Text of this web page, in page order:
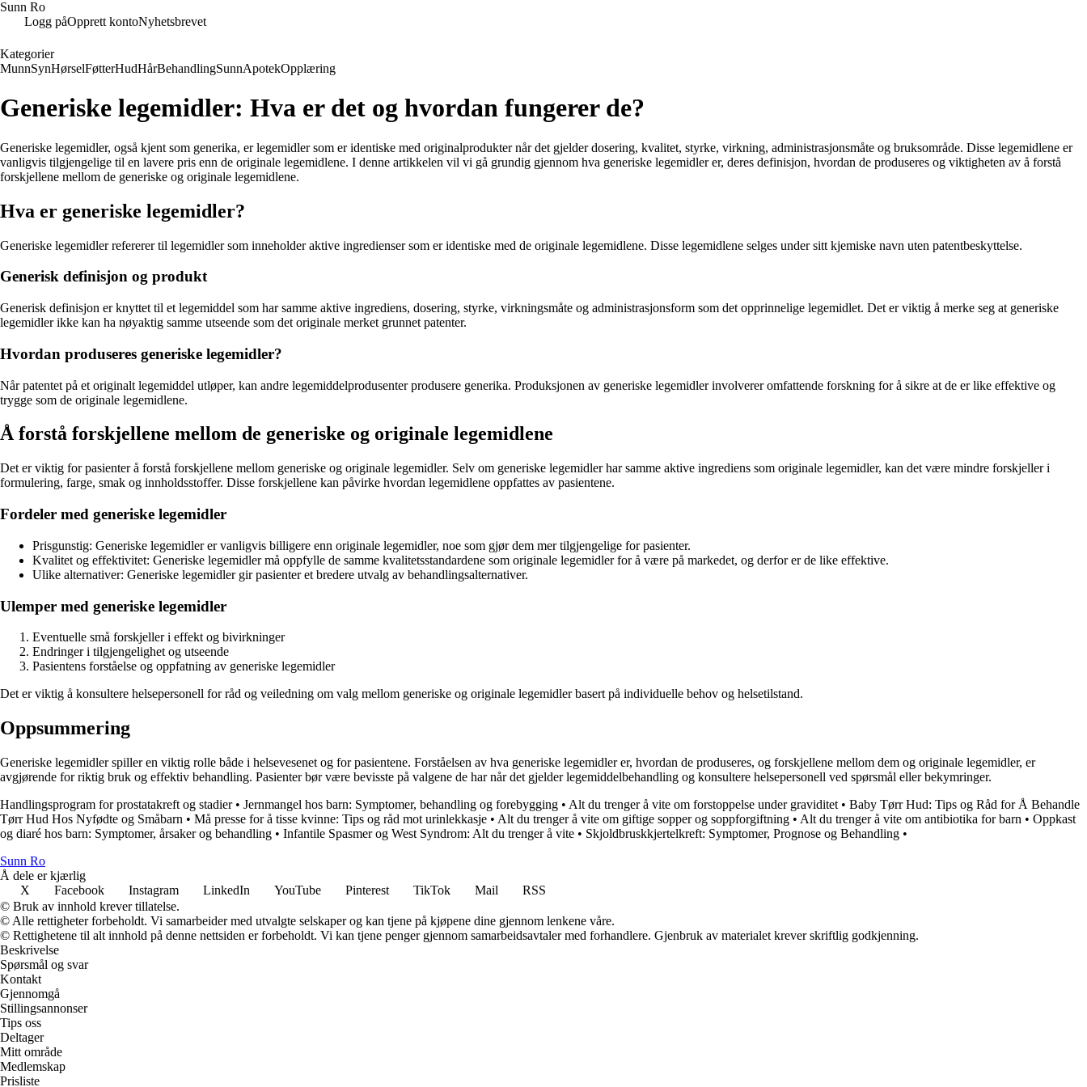
Sunn Ro
Logg påOpprett kontoNyhetsbrevet
Kategorier
MunnSynHørselFøtterHudHårBehandlingSunnApotekOpplæring
Generiske legemidler: Hva er det og hvordan fungerer de?
Generiske legemidler, også kjent som generika, er legemidler som er identiske med originalprodukter når det gjelder dosering, kvalitet, styrke, virkning, administrasjonsmåte og bruksområde. Disse legemidlene er
vanligvis tilgjengelige til en lavere pris enn de originale legemidlene. I denne artikkelen vil vi gå grundig gjennom hva generiske legemidler er, deres definisjon, hvordan de produseres og viktigheten av å forstå
forskjellene mellom de generiske og originale legemidlene.
Hva er generiske legemidler?
Generiske legemidler refererer til legemidler som inneholder aktive ingredienser som er identiske med de originale legemidlene. Disse legemidlene selges under sitt kjemiske navn uten patentbeskyttelse.
Generisk definisjon og produkt
Generisk definisjon er knyttet til et legemiddel som har samme aktive ingrediens, dosering, styrke, virkningsmåte og administrasjonsform som det opprinnelige legemidlet. Det er viktig å merke seg at generiske
legemidler ikke kan ha nøyaktig samme utseende som det originale merket grunnet patenter.
Hvordan produseres generiske legemidler?
Når patentet på et originalt legemiddel utløper, kan andre legemiddelprodusenter produsere generika. Produksjonen av generiske legemidler involverer omfattende forskning for å sikre at de er like effektive og
trygge som de originale legemidlene.
Å forstå forskjellene mellom de generiske og originale legemidlene
Det er viktig for pasienter å forstå forskjellene mellom generiske og originale legemidler. Selv om generiske legemidler har samme aktive ingrediens som originale legemidler, kan det være mindre forskjeller i
formulering, farge, smak og innholdsstoffer. Disse forskjellene kan påvirke hvordan legemidlene oppfattes av pasientene.
Fordeler med generiske legemidler
Prisgunstig: Generiske legemidler er vanligvis billigere enn originale legemidler, noe som gjør dem mer tilgjengelige for pasienter.
Kvalitet og effektivitet: Generiske legemidler må oppfylle de samme kvalitetsstandardene som originale legemidler for å være på markedet, og derfor er de like effektive.
Ulike alternativer: Generiske legemidler gir pasienter et bredere utvalg av behandlingsalternativer.
Ulemper med generiske legemidler
Eventuelle små forskjeller i effekt og bivirkninger
Endringer i tilgjengelighet og utseende
Pasientens forståelse og oppfatning av generiske legemidler
Det er viktig å konsultere helsepersonell for råd og veiledning om valg mellom generiske og originale legemidler basert på individuelle behov og helsetilstand.
Oppsummering
Generiske legemidler spiller en viktig rolle både i helsevesenet og for pasientene. Forståelsen av hva generiske legemidler er, hvordan de produseres, og forskjellene mellom dem og originale legemidler, er
avgjørende for riktig bruk og effektiv behandling. Pasienter bør være bevisste på valgene de har når det gjelder legemiddelbehandling og konsultere helsepersonell ved spørsmål eller bekymringer.
Handlingsprogram for prostatakreft og stadier• Jernmangel hos barn: Symptomer, behandling og forebygging • Alt du trenger å vite om forstoppelse under graviditet • Baby Tørr Hud: Tips og Råd for Å Behandle
Tørr Hud Hos Nyfødte og Småbarn • Må presse for å tisse kvinne: Tips og råd mot urinlekkasje • Alt du trenger å vite om giftige sopper og soppforgiftning • Alt du trenger å vite om antibiotika for barn • Oppkast
og diaré hos barn: Symptomer, årsaker og behandling • Infantile Spasmer og West Syndrom: Alt du trenger å vite • Skjoldbruskkjertelkreft: Symptomer, Prognose og Behandling •
Sunn Ro
Å dele er kjærlig
X
Facebook Instagram LinkedIn YouTube Pinterest TikTok Mail
RSS
© Bruk av innhold krever tillatelse.
© Alle rettigheter forbeholdt. Vi samarbeider med utvalgte selskaper og kan tjene på kjøpene dine gjennom lenkene våre.
© Rettighetene til alt innhold på denne nettsiden er forbeholdt. Vi kan tjene penger gjennom samarbeidsavtaler med forhandlere. Gjenbruk av materialet krever skriftlig godkjenning.
Beskrivelse
Spørsmål og svar
Kontakt
Gjennomgå
Stillingsannonser
Tips oss
Deltager
Mitt område
Medlemskap
Prisliste